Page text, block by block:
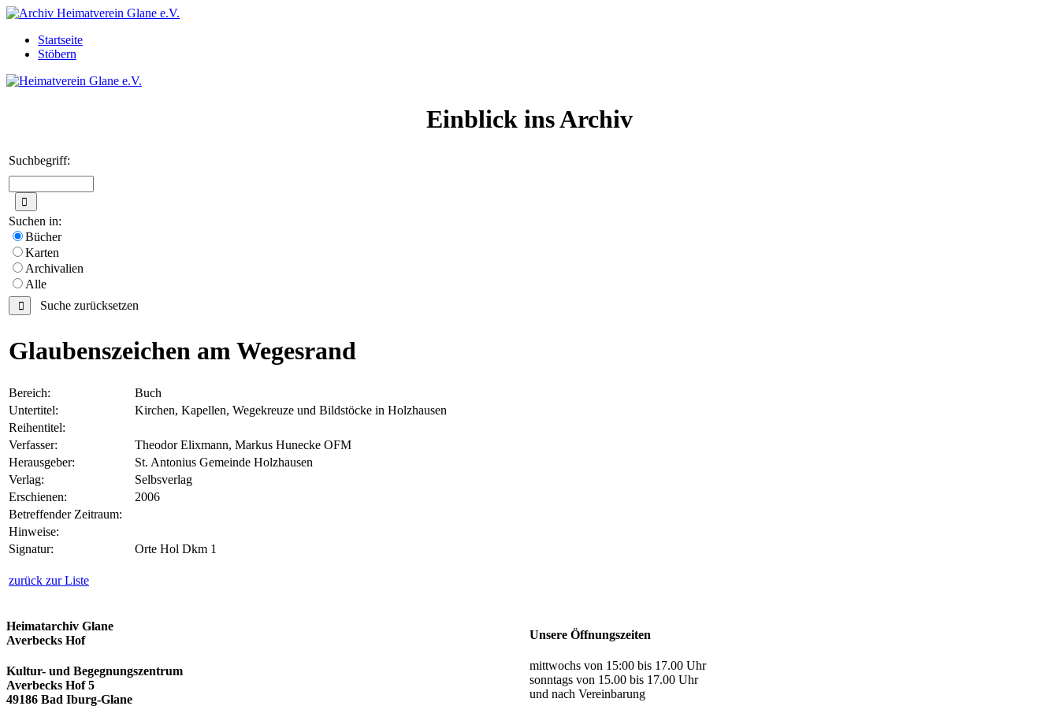
Startseite
Stöbern
Einblick ins Archiv
Suchbegriff:
Suchen in:
Bücher
Karten
Archivalien
Alle
Suche zurücksetzen
Glaubenszeichen am Wegesrand
Bereich:
Buch
Untertitel:
Kirchen, Kapellen, Wegekreuze und Bildstöcke in Holzhausen
Reihentitel:
Verfasser:
Theodor Elixmann, Markus Hunecke OFM
Herausgeber:
St. Antonius Gemeinde Holzhausen
Verlag:
Selbsverlag
Erschienen:
2006
Betreffender Zeitraum:
Hinweise:
Signatur:
Orte Hol Dkm 1
zurück zur Liste
Heimatarchiv Glane
Averbecks Hof
Kultur- und Begegnungszentrum
Averbecks Hof 5
49186 Bad Iburg-Glane
Unsere Öffnungszeiten
mittwochs von 15:00 bis 17.00 Uhr
sonntags von 15.00 bis 17.00 Uhr
und nach Vereinbarung